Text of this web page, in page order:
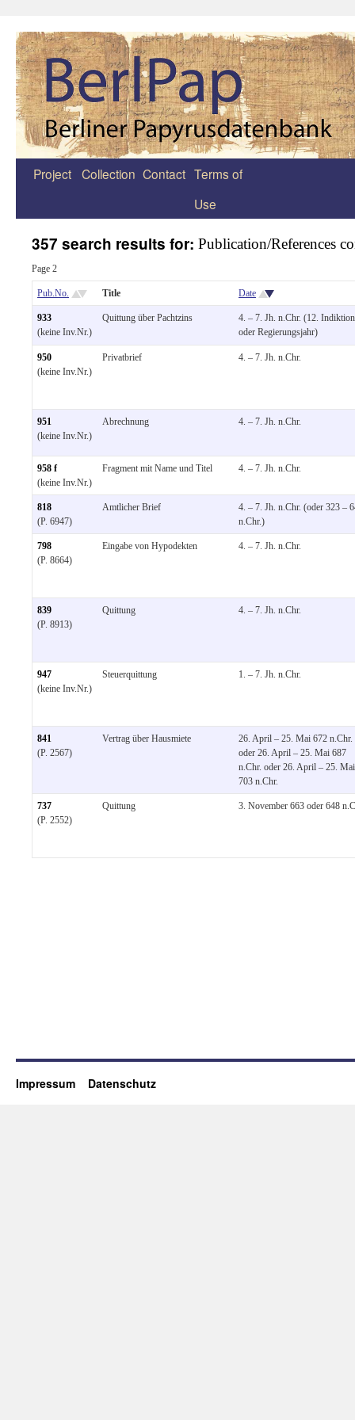
Zum
Project Collection Contact Terms of
Use
357 search results for: Publication/References
Page 2
Pub.No. Title Date
933
(keine Inv.Nr.)
Quittung über Pachtzins
4. – 7. Jh. n.Chr. (12. Indiktion
oder Regierungsjahr)
950
(keine Inv.Nr.)
Privatbrief 4. – 7. Jh. n.Chr.
951
(keine Inv.Nr.)
Abrechnung 4. – 7. Jh. n.Chr.
958 f
(keine Inv.Nr.)
Fragment mit Name und Titel 4. – 7. Jh. n.Chr.
818
(P. 6947)
Amtlicher Brief
4. – 7. Jh. n.Chr. (oder 323 –
n.Chr.)
798
(P. 8664)
Eingabe von Hypodekten 4. – 7. Jh. n.Chr.
839
(P. 8913)
Quittung 4. – 7. Jh. n.Chr.
947
(keine Inv.Nr.)
Steuerquittung 1. – 7. Jh. n.Chr.
841
(P. 2567)
Vertrag über Hausmiete
26. April – 25. Mai 672 n.Chr.
oder 26. April – 25. Mai 687
n.Chr. oder 26. April – 25. Mai
703 n.Chr.
737
(P. 2552)
Quittung 3. November 663 oder 648
Impressum Datenschutz